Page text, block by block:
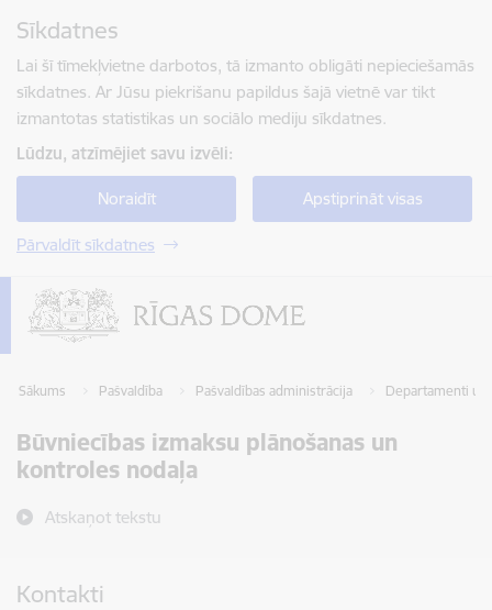
Sīkdatnes
Lai šī tīmekļvietne darbotos, tā izmanto obligāti nepieciešamās
sīkdatnes. Ar Jūsu piekrišanu papildus šajā vietnē var tikt
izmantotas statistikas un sociālo mediju sīkdatnes.
Lūdzu, atzīmējiet savu izvēli:
Noraidīt Apstiprināt visas
Pārvaldīt sīkdatnes
Sākums Pašvaldība Pašvaldības administrācija Departamenti un
Būvniecības izmaksu plānošanas un
kontroles nodaļa
Atskaņot tekstu
Kontakti